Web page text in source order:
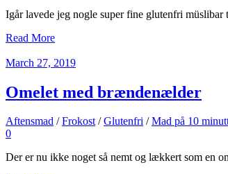
Igår lavede jeg nogle super fine glutenfri
Read More
March 27, 2019
Omelet med brændenælder
Aftensmad /Frokost/Glutenfri /Mad på 10
0
Der er nu ikke noget så nemt og lækkert som en